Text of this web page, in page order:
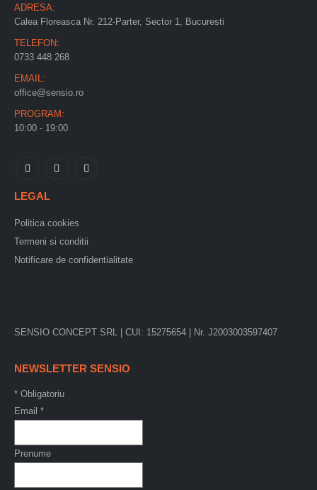
ADRESA:
Calea Floreasca Nr. 212-Parter, Sector 1, Bucuresti
TELEFON:
0733 448 268
EMAIL:
office@sensio.ro
PROGRAM:
10:00 - 19:00
LEGAL
Politica cookies
Termeni si conditii
Notificare de confidentialitate
SENSIO CONCEPT SRL | CUI: 15275654 | Nr. J2003003597407
NEWSLETTER SENSIO
* Obligatoriu
Email *
Prenume